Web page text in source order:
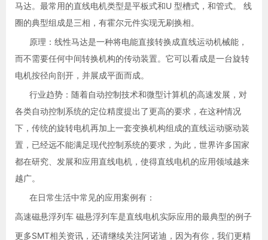
马达。最常用的直线电机类型是平板式和U 型槽式，和管式。 线
圈的典型组成是三相，有霍尔元件实现无刷换相。
原理：线性马达是一种将电能直接转换成直线运动机械能，
而不需要任何中间转换机构的传动装置。它可以看成是一台旋转
电机按径向剖开，并展成平面而成。
行业趋势：随着自动控制技术和微型计算机的高速发展，对
各类自动控制系统的定位精度提出了更高的要求，在这种情况
下，传统的旋转电机再加上一套变换机构组成的直线运动驱动装
置，已经远不能满足现代控制系统的要求，为此，世界许多国家
都在研究、发展和应用直线电机，使得直线电机的应用领域越来
越广。
在日常生活中常见的应用案例有：
高速磁悬浮列车 磁悬浮列车是直线电机实际应用的最典型的例子
更多SMT相关资讯，还请继续关注阿诺迪，因为有你，我们更精